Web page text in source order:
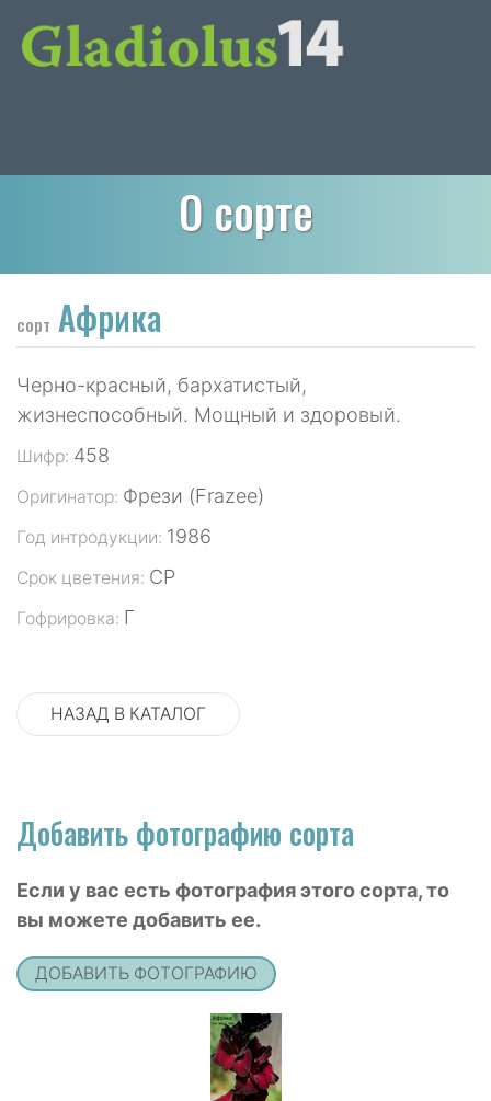
О сорте
сорт Африка
Черно-красный, бархатистый,
жизнеспособный. Мощный и здоровый.
Шифр: 458
Оригинатор: Фрези (Frazee)
Год интродукции: 1986
Срок цветения: СР
Гофрировка: Г
НАЗАД В КАТАЛОГ
Добавить фотографию сорта
Если у вас есть фотография этого сорта, то
вы можете добавить ее.
ДОБАВИТЬ ФОТОГРАФИЮ